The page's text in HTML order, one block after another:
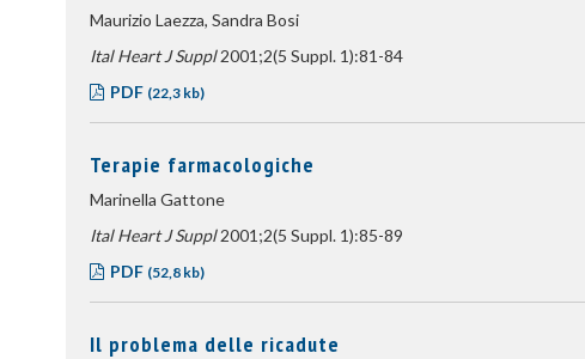
Maurizio Laezza, Sandra Bosi
Ital Heart J Suppl2001;2(5 Suppl. 1):81-84
PDF (22,3 kb)
Terapie farmacologiche
Marinella Gattone
Ital Heart J Suppl2001;2(5 Suppl. 1):85-89
PDF (52,8 kb)
Il problema delle ricadute